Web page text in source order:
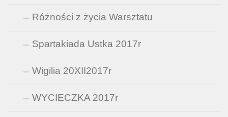
Różności z życia Warsztatu
Spartakiada Ustka 2017r
Wigilia 20XII2017r
WYCIECZKA 2017r